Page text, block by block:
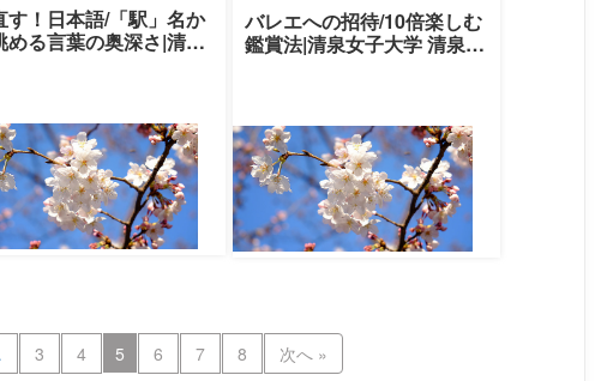
す！日本語/「駅」名か
める言葉の奥深さ|清泉
バレエへの招待/10倍楽しむ
鑑賞法|清泉女子大学 清泉ラ
3 4 5 6 7 8 次へ »